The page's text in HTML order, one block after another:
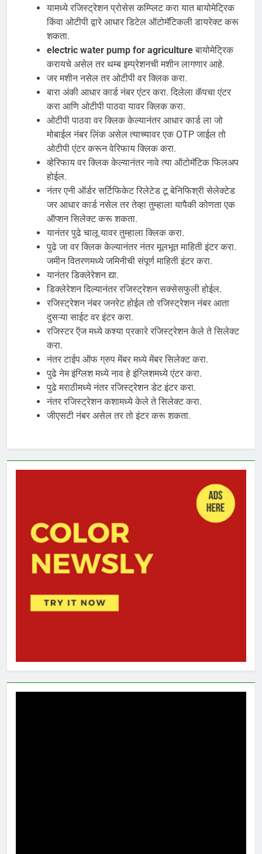
यामध्ये रजिस्ट्रेशन प्रोसेस कम्प्लिट करा यात बायोमेट्रिक
किंवा ओटीपी द्वारे आधार डिटेल ऑटोमॅटिकली डायरेक्ट करू
शकता.
electric water pump for agricultureबायोमेट्रिक
करायचे असेल तर थम्ब इम्प्रेशनची मशीन लागणार आहे.
जर मशीन नसेल तर ओटीपी वर क्लिक करा.
बारा अंकी आधार कार्ड नंबर एंटर करा. दिलेला कॅपचा एंटर
करा आणि ओटीपी पाठवा यावर क्लिक करा.
ओटीपी पाठवा वर क्लिक केल्यानंतर आधार कार्ड ला जो
मोबाईल नंबर लिंक असेल त्याच्यावर एक OTP जाईल तो
ओटीपी एंटर करून वेरिफाय क्लिक करा.
व्हेरिफाय वर क्लिक केल्यानंतर नावे त्या ऑटोमॅटिक फिलअप
होईल.
नंतर एनी ऑर्डर सर्टिफिकेट रिलेटेड टू बेनिफिश्री सेलेक्टेड
जर आधार कार्ड नसेल तर तेव्हा तुम्हाला यापैकी कोणता एक
ऑप्शन सिलेक्ट करू शकता.
यानंतर पुढे चालू यावर तुम्हाला क्लिक करा.
पुढे जा वर क्लिक केल्यानंतर नंतर मूलभूत माहिती इंटर करा.
जमीन वितरणमध्ये जमिनीची संपूर्ण माहिती इंटर करा.
यानंतर डिक्लेरेशन द्या.
डिक्लेरेशन दिल्यानंतर रजिस्ट्रेशन सक्सेसफुली होईल.
रजिस्ट्रेशन नंबर जनरेट होईल तो रजिस्ट्रेशन नंबर आता
दुसऱ्या साईट वर इंटर करा.
रजिस्टर ऍज मध्ये कश्या प्रकारे रजिस्ट्रेशन केले ते सिलेक्ट
करा.
नंतर टाईप ऑफ ग्रुप मेंबर मध्ये मेंबर सिलेक्ट करा.
पुढे नेम इंग्लिश मध्ये नाव हे इंग्लिशमध्ये एंटर करा.
पुढे मराठीमध्ये नंतर रजिस्ट्रेशन डेट इंटर करा.
नंतर रजिस्ट्रेशन कशामध्ये केले ते सिलेक्ट करा.
जीएसटी नंबर असेल तर तो इंटर करू शकता.